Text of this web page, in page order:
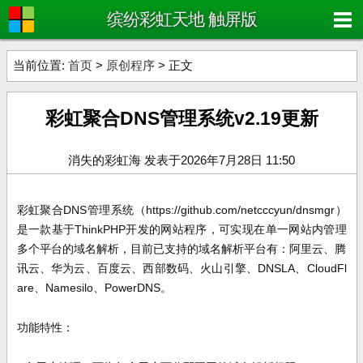
缤纷彩虹天地 触屏版
当前位置: 首页 > 原创程序 > 正文
彩虹聚合DNS管理系统v2.19更新
消失的彩虹海 发表于2026年7月28日 11:50
彩虹聚合DNS管理系统（https://github.com/netcccyun/dnsmgr）
是一款基于ThinkPHP开发的网站程序，可实现在单一网站内管理
多个平台的域名解析，目前已支持的域名解析平台有：阿里云、腾
讯云、华为云、百度云、西部数码、火山引擎、DNSLA、CloudFl
are、Namesilo、PowerDNS。
功能特性：